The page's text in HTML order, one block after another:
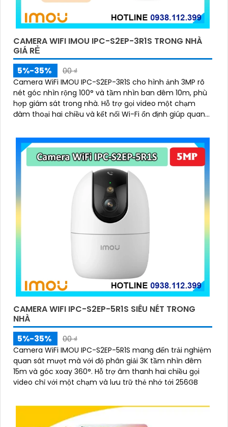
CAMERA WIFI IMOU IPC-S2EP-3R1S TRONG NHÀ
GIÁ RẺ
5%-35%
00 ₫
Camera WiFi IMOU IPC-S2EP-3R1S cho hình ảnh 3MP rõ
nét góc nhìn rộng 100° và tầm nhìn ban đêm 10m, phù
hợp giám sát trong nhà. Hỗ trợ gọi video một chạm
đàm thoại hai chiều và kết nối Wi-Fi ổn định giúp quan
CAMERA WIFI IPC-S2EP-5R1S SIÊU NÉT TRONG
NHÀ
5%-35%
00 ₫
Camera WiFi IMOU IPC-S2EP-5R1S mang đến trải nghiệm
quan sát mượt mà với độ phân giải 3K tầm nhìn đêm
15m và góc xoay 360°. Hỗ trợ âm thanh hai chiều gọi
video chỉ với một chạm và lưu trữ thẻ nhớ tới 256GB